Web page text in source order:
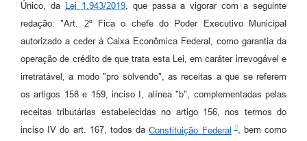
Único, da Lei 1.943/2019, que passa a vigorar com a seguinte
redação: "Art. 2º Fica o chefe do Poder Executivo Municipal
autorizado a ceder à Caixa Econômica Federal, como garantia da
operação de crédito de que trata esta Lei, em caráter irrevogável e
irretratável, a modo "pro solvendo", as receitas a que se referem
os artigos 158 e 159, inciso I, alínea "b", complementadas pelas
receitas tributárias estabelecidas no artigo 156, nos termos do
inciso IV do art. 167, todos daConstituição Federal
, bem como